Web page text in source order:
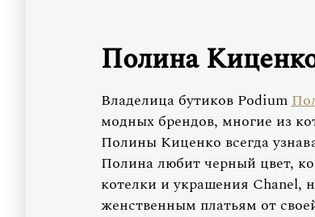
Полина
Владелица бутиков Podium
модных брендов, многие из
Полины Киценко всегда
Полина любит черный цвет,
котелки и украшения Chanel,
женственным платьям от